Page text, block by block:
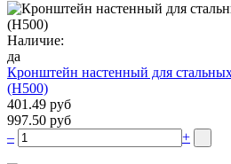
Наличие:
да
Кронштейн настенный для
(H500)
401.49 руб
997.50 руб
–
+